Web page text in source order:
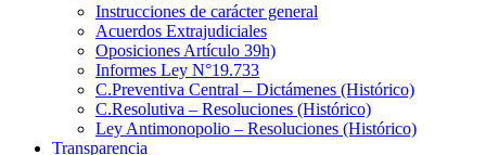
Instrucciones de carácter general
Acuerdos Extrajudiciales
Oposiciones Artículo 39h)
Informes Ley N°19.733
C.Preventiva Central – Dictámenes (Histórico)
C.Resolutiva – Resoluciones (Histórico)
Ley Antimonopolio – Resoluciones (Histórico)
Transparencia